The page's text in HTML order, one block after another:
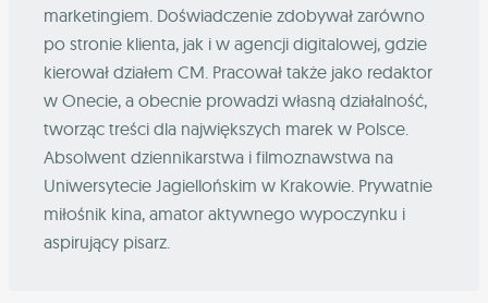
marketingiem. Doświadczenie zdobywał zarówno
po stronie klienta, jak i w agencji digitalowej, gdzie
kierował działem CM. Pracował także jako redaktor
w Onecie, a obecnie prowadzi własną działalność,
tworząc treści dla największych marek w Polsce.
Absolwent dziennikarstwa i filmoznawstwa na
Uniwersytecie Jagiellońskim w Krakowie. Prywatnie
miłośnik kina, amator aktywnego wypoczynku i
aspirujący pisarz.